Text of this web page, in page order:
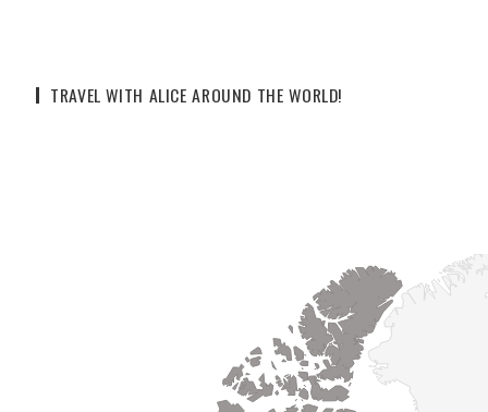
TRAVEL WITH ALICE AROUND THE WORLD!